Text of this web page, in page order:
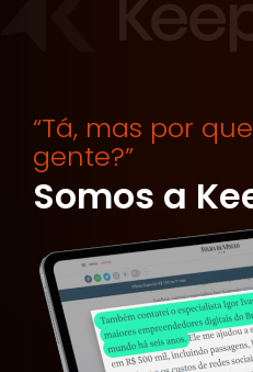
“Tá, mas por
gente?”
Somos a